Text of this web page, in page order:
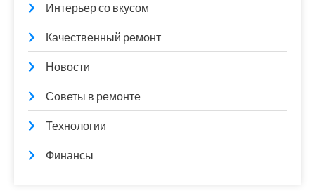
Интерьер со вкусом
Качественный ремонт
Новости
Советы в ремонте
Технологии
Финансы